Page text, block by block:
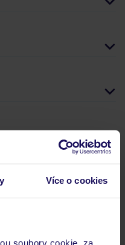
Více o cookies
soubory cookie, za